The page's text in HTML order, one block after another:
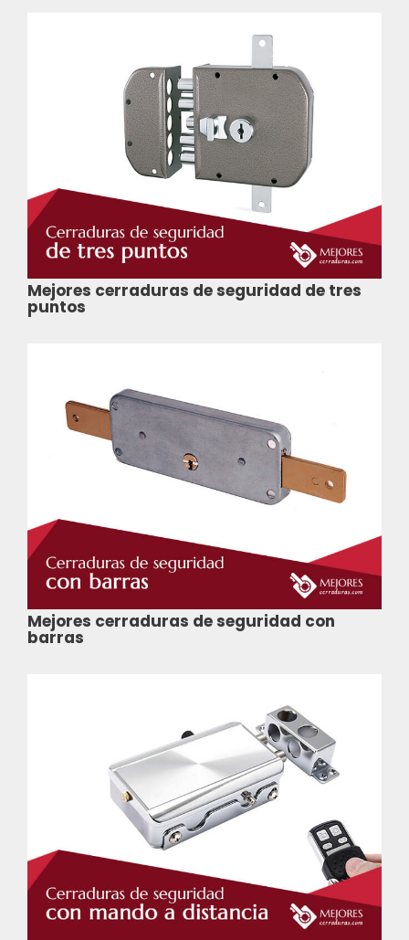
Mejores cerraduras de seguridad de tres
puntos
Mejores cerraduras de seguridad con
barras